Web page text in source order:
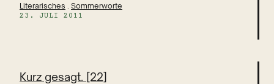
Literarisches Sommerworte
23. JULI 2011
Kurz gesagt. [22]